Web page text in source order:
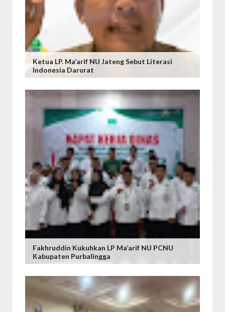
Ketua LP. Ma’arif NU Jateng Sebut Literasi
Indonesia Darurat
Fakhruddin Kukuhkan LP Ma’arif NU PCNU
Kabupaten Purbalingga